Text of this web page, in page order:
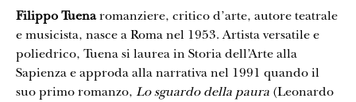
Filippo Tuenaromanziere, critico d’arte, autore teatrale
e musicista, nasce a Roma nel 1953. Artista versatile e
poliedrico, Tuena si laurea in Storia dell’Arte alla
Sapienza e approda alla narrativa nel 1991 quando il
suo primo romanzo, Lo sguardo della paura (Leonardo